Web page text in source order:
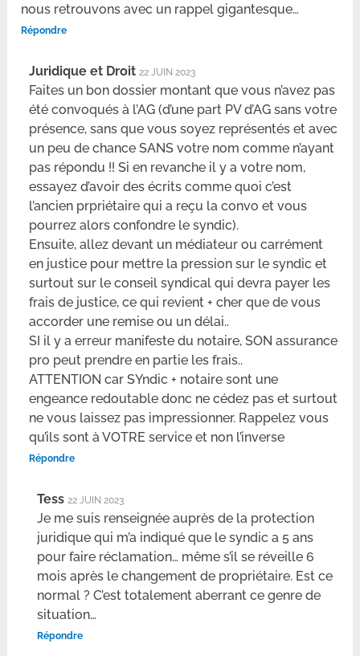
nous retrouvons avec un rappel gigantesque…
Répondre
Juridique et Droit 22 JUIN 2023
Faites un bon dossier montant que vous n’avez pas
été convoqués à l’AG (d’une part PV d’AG sans votre
présence, sans que vous soyez représentés et avec
un peu de chance SANS votre nom comme n’ayant
pas répondu !! Si en revanche il y a votre nom,
essayez d’avoir des écrits comme quoi c’est
l’ancien prpriétaire qui a reçu la convo et vous
pourrez alors confondre le syndic).
Ensuite, allez devant un médiateur ou carrément
en justice pour mettre la pression sur le syndic et
surtout sur le conseil syndical qui devra payer les
frais de justice, ce qui revient + cher que de vous
accorder une remise ou un délai..
SI il y a erreur manifeste du notaire, SON assurance
pro peut prendre en partie les frais..
ATTENTION car SYndic + notaire sont une
engeance redoutable donc ne cédez pas et surtout
ne vous laissez pas impressionner. Rappelez vous
qu’ils sont à VOTRE service et non l’inverse
Répondre
Tess 22 JUIN 2023
Je me suis renseignée auprès de la protection
juridique qui m’a indiqué que le syndic a 5 ans
pour faire réclamation… même s’il se réveille 6
mois après le changement de propriétaire. Est ce
normal ? C’est totalement aberrant ce genre de
situation…
Répondre